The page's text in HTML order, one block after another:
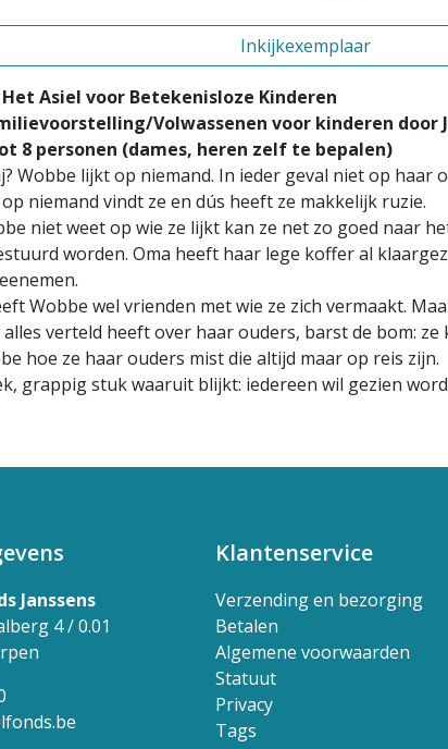
Inkijkexemplaar
Het Asiel voor Betekenisloze Kinderen
Volwassenen voor kinderen door
(dames, heren zelf te bepalen)
Wobbe lijkt op niemand. In ieder geval niet op haar
niemand vindt ze en dús heeft ze makkelijk ruzie.
niet weet op wie ze lijkt kan ze net zo goed naar
worden. Oma heeft haar lege koffer al
Wobbe wel vrienden met wie ze zich vermaakt.
verteld heeft over haar ouders, barst de bom: ze
hoe ze haar ouders mist die altijd maar op reis zijn.
grappig stuk waaruit blijkt: iedereen wil gezien
Janssens
4 / 0.01
Klantenservice
Verzending en bezorging
Betalen
Algemene voorwaarden
Statuut
Privacy
Tags